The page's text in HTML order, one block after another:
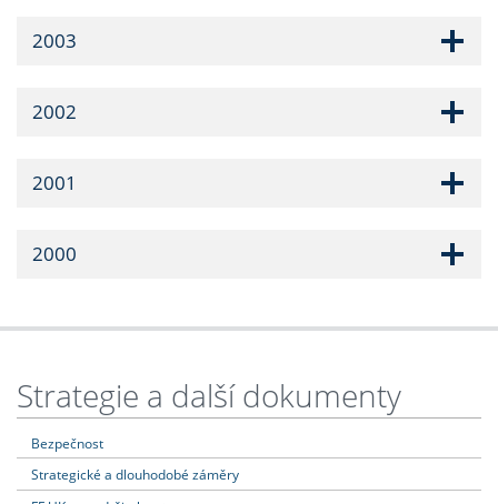
2003
2002
2001
2000
Strategie a další dokumenty
Bezpečnost
Strategické a dlouhodobé záměry